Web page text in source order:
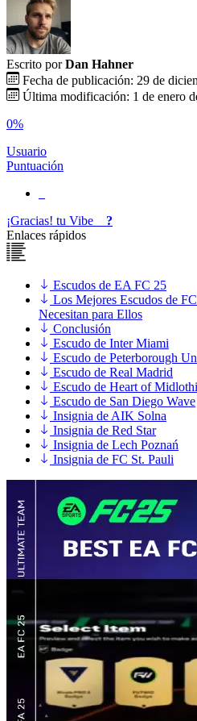
Escrito por Dan Hahner
Fecha de publicación: 29 de
Última modificación: 1 de enero
0%
Usuario
Puntuación
¡Gracias! tu Vibe
?
Enlaces rápidos
Escudos de EA FC 25
Los Mejores Escudos de
Necesitan para Ellos
Conclusión
Escudo de Inter Miami
Escudo de Peterborough
Escudo de Real Madrid
Escudo de Heart of
Escudo de San Diego Wave
Insignia de AIK Solna
Insignia de Red Star
Insignia de Lech Poznań
Insignia de FC St. Pauli